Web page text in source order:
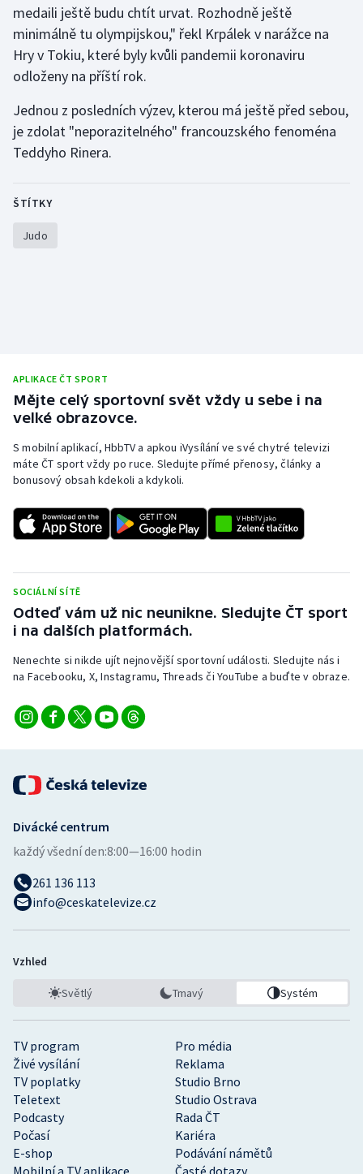
medaili ještě budu chtít urvat. Rozhodně ještě
minimálně tu olympijskou," řekl Krpálek v narážce na
Hry v Tokiu, které byly kvůli pandemii koronaviru
odloženy na příští rok.
Jednou z posledních výzev, kterou má ještě před sebou,
je zdolat "neporazitelného" francouzského fenoména
Teddyho Rinera.
ŠTÍTKY
Judo
APLIKACE ČT SPORT
Mějte celý sportovní svět vždy u sebe i na
velké obrazovce.
S mobilní aplikací, HbbTV a apkou iVysílání ve své chytré televizi
máte ČT sport vždy po ruce. Sledujte přímé přenosy, články a
bonusový obsah kdekoli a kdykoli.
SOCIÁLNÍ SÍTĚ
Odteď vám už nic neunikne. Sledujte ČT sport
i na dalších platformách.
Nenechte si nikde ujít nejnovější sportovní události. Sledujte nás i
na Facebooku, X, Instagramu, Threads či YouTube a buďte v obraze.
TV program
Pro média
Živé vysílání
Reklama
TV poplatky
Studio Brno
Teletext
Studio Ostrava
Podcasty
Rada ČT
Počasí
Kariéra
E-shop
Podávání námětů
Mobilní a TV aplikace
Časté dotazy
Divácké centrum
každý všední den:8:00—16:00 hodin
261 136 113
info@ceskatelevize.cz
Vzhled
Světlý Tmavý Systém